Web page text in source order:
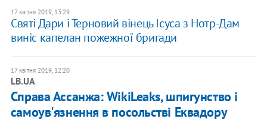
17 квітня 2019, 13:29
Святі Дари і Терновий вінець Ісуса з Нотр-Дам
виніс капелан пожежної бригади
17 квітня 2019, 12:20
LB.UA
Справа Ассанжа: WikiLeaks, шпигунство і
самоув'язнення в посольстві Еквадору